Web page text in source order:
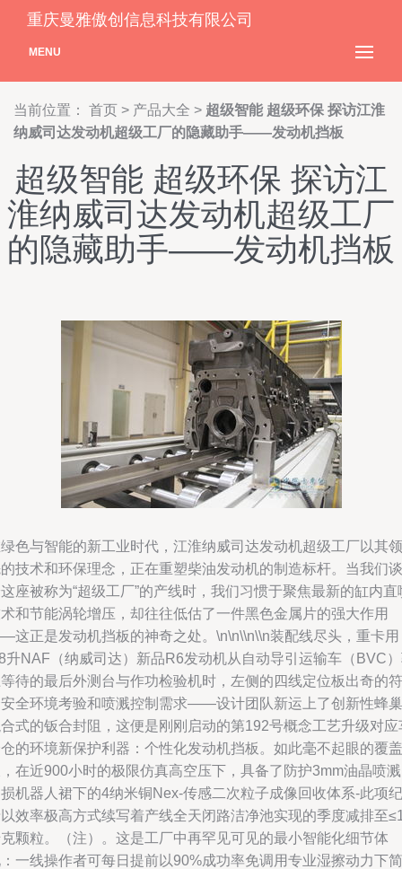
重庆曼雅傲创信息科技有限公司
MENU
当前位置： 首页 > 产品大全 > 超级智能 超级环保 探访江淮
纳威司达发动机超级工厂的隐藏助手——发动机挡板
超级智能 超级环保 探访江
淮纳威司达发动机超级工厂
的隐藏助手——发动机挡板
色与智能的新工业时代，江淮纳威司达发动机超级工厂以其领
技术和环保理念，正在重塑柴油发动机的制造标杆。当我们谈
座被称为“超级工厂”的产线时，我们习惯于聚焦最新的缸内直
和节能涡轮增压，却往往低估了一件黑色金属片的强大作用
这正是发动机挡板的神奇之处。\n\n\\n\\n装配线尽头，重卡用
升NAF（纳威司达）新品R6发动机从自动导引运输车（BVC
待的最后外测台与作功检验机时，左侧的四线定位板出奇的符
全环境考验和喷溅控制需求——设计团队新运上了创新性蜂巢
式的钣合封阻，这便是刚刚启动的第192号概念工艺升级对应
的环境新保护利器：个性化发动机挡板。如此毫不起眼的覆盖
在近900小时的极限仿真高空压下，具备了防护3mm油晶喷
机器人裙下的4纳米铜Nex-传感二次粒子成像回收体系-此项纪
效率极高方式续写着产线全天闭路洁净池实现的季度减排至
颗粒。（注）。这是工厂中再罕见可见的最小智能化细节体
一线操作者可每日提前以90%成功率免调用专业湿擦动力下简